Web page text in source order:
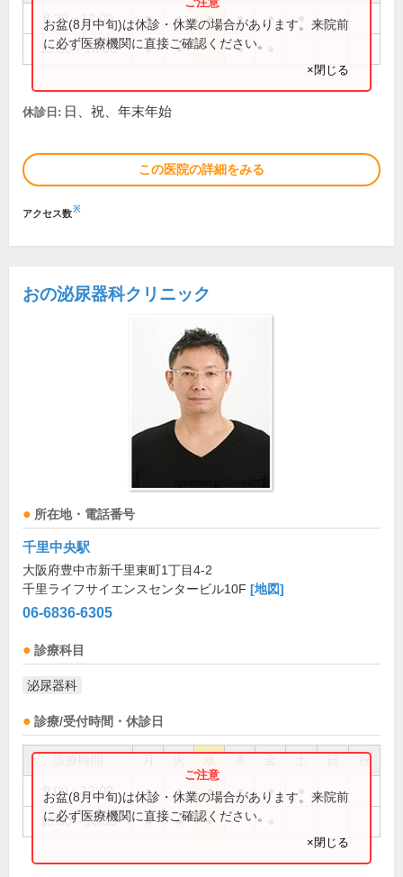
8:30～12:00 ● ● ● ● ●
15:00～18:00 ● ● ●
お盆(8月中旬)は休診・休業の場合があります。来院前
に必ず医療機関に直接ご確認ください。
×閉じる
休診日: 日、祝、年末年始
この医院の詳細をみる
アクセス数※
おの泌尿器科クリニック
所在地・電話番号
千里中央駅
大阪府豊中市新千里東町1丁目4-2
千里ライフサイエンスセンタービル10F [地図]
06-6836-6305
診療科目
泌尿器科
診療/受付時間・休診日
祝
9:00～12:00 ● ● ● ● ●
16:00～18:30 ● ● ●
お盆(8月中旬)は休診・休業の場合があります。来院前
に必ず医療機関に直接ご確認ください。
×閉じる